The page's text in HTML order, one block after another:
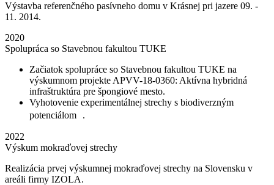
Výstavba referenčného pasívneho domu v Krásnej pri jazere 09. -
11. 2014.
2020
Spolupráca so Stavebnou fakultou TUKE
Začiatok spolupráce so Stavebnou fakultou TUKE na
výskumnom projekte APVV-18-0360: Aktívna hybridná
infraštruktúra pre špongiové mesto.
Vyhotovenie experimentálnej strechy s biodiverzným
potenciálom .
2022
Výskum mokraďovej strechy
Realizácia prvej výskumnej mokraďovej strechy na Slovensku v
areáli firmy IZOLA.